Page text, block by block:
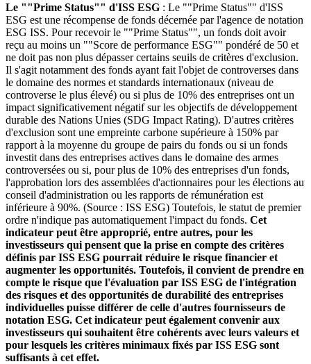
Le ""Prime Status"" d'ISS ESG : Le ""Prime Status"" d'ISS
ESG est une récompense de fonds décernée par l'agence de notation
ESG ISS. Pour recevoir le ""Prime Status"", un fonds doit avoir
reçu au moins un ""Score de performance ESG"" pondéré de 50 et
ne doit pas non plus dépasser certains seuils de critères d'exclusion.
Il s'agit notamment des fonds ayant fait l'objet de controverses dans
le domaine des normes et standards internationaux (niveau de
controverse le plus élevé) ou si plus de 10% des entreprises ont un
impact significativement négatif sur les objectifs de développement
durable des Nations Unies (SDG Impact Rating). D'autres critères
d'exclusion sont une empreinte carbone supérieure à 150% par
rapport à la moyenne du groupe de pairs du fonds ou si un fonds
investit dans des entreprises actives dans le domaine des armes
controversées ou si, pour plus de 10% des entreprises d'un fonds,
l'approbation lors des assemblées d'actionnaires pour les élections au
conseil d'administration ou les rapports de rémunération est
inférieure à 90%. (Source : ISS ESG) Toutefois, le statut de premier
ordre n'indique pas automatiquement l'impact du fonds. Cet
indicateur peut être approprié, entre autres, pour les
investisseurs qui pensent que la prise en compte des critères
définis par ISS ESG pourrait réduire le risque financier et
augmenter les opportunités. Toutefois, il convient de prendre en
compte le risque que l'évaluation par ISS ESG de l'intégration
des risques et des opportunités de durabilité des entreprises
individuelles puisse différer de celle d'autres fournisseurs de
notation ESG. Cet indicateur peut également convenir aux
investisseurs qui souhaitent être cohérents avec leurs valeurs et
pour lesquels les critères minimaux fixés par ISS ESG sont
suffisants à cet effet.